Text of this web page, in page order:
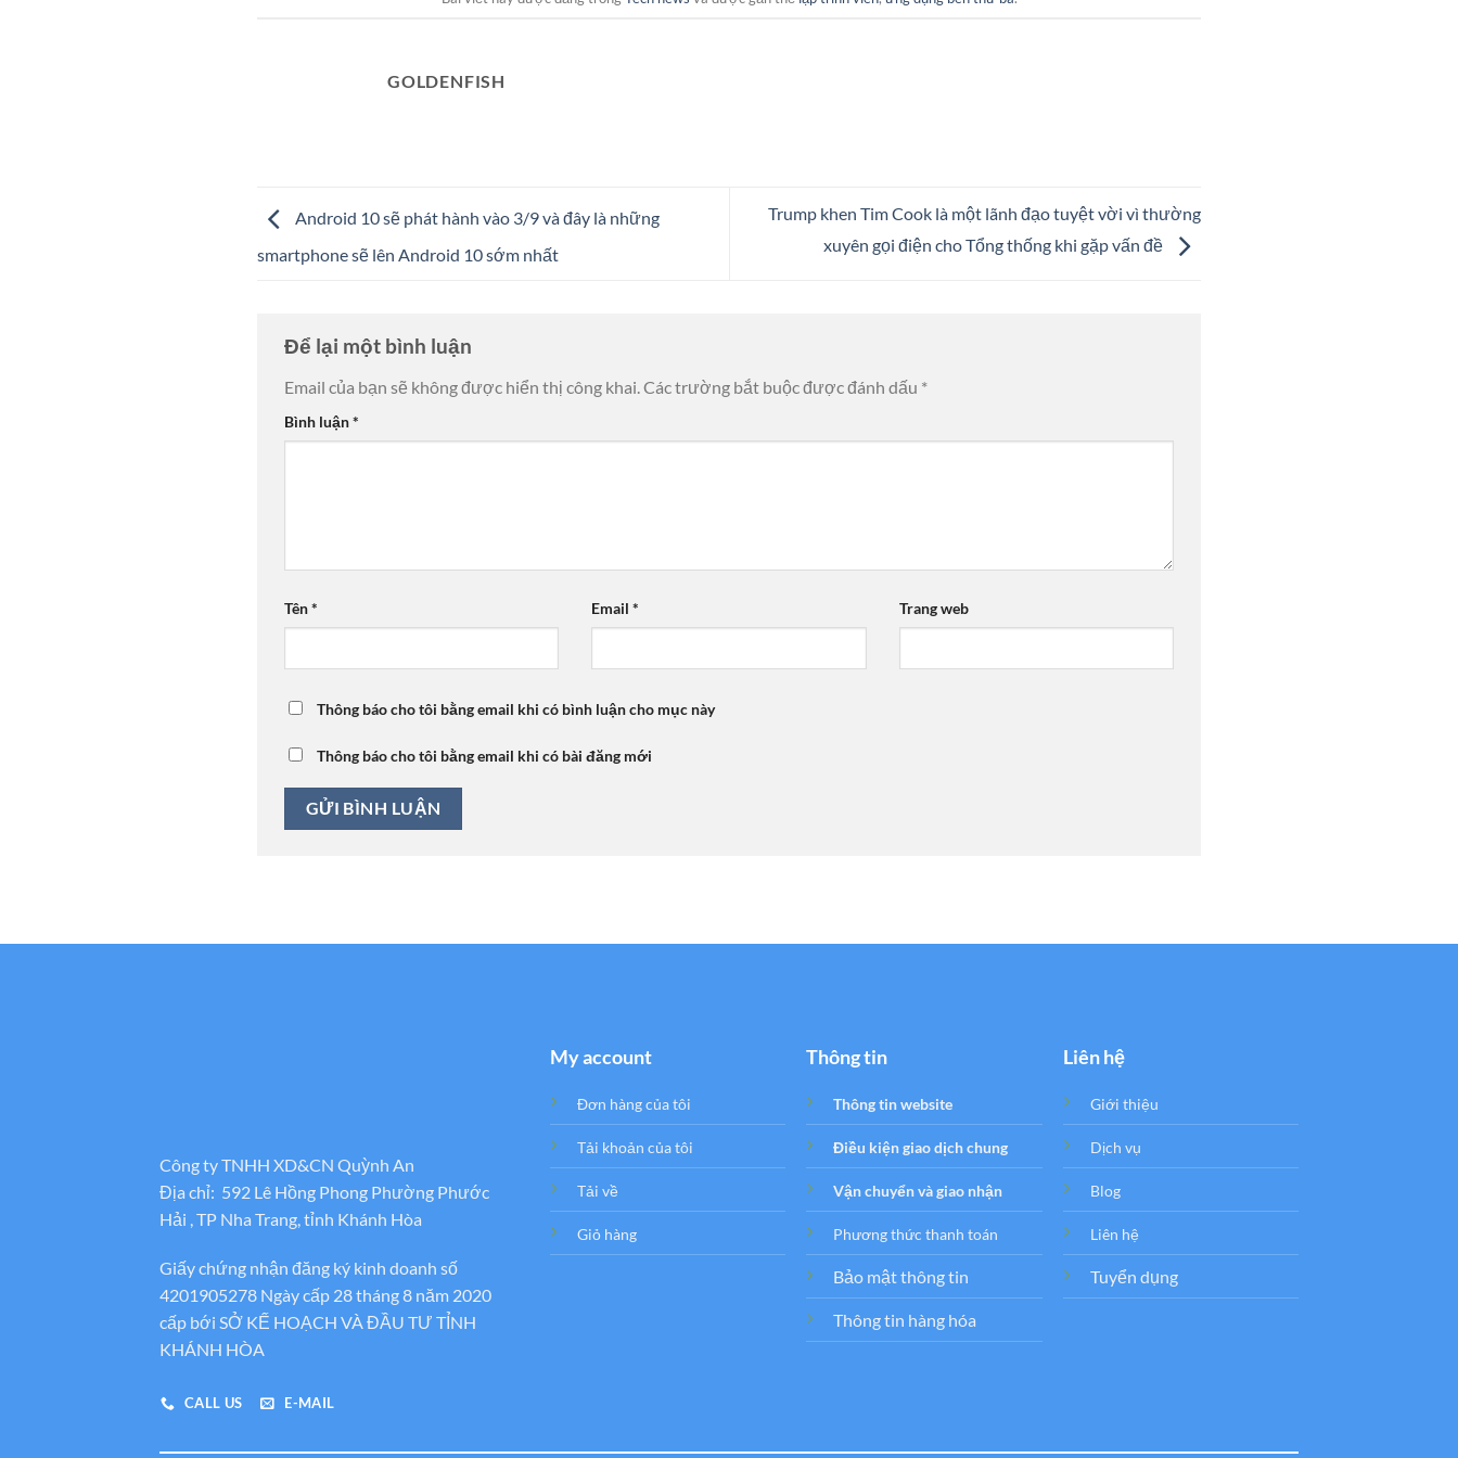
GOLDENFISH
Android 10 sẽ phát hành vào 3/9 và đây là những
smartphone sẽ lên Android 10 sớm nhất
Trump khen Tim Cook là một lãnh đạo tuyệt vời vì thường
xuyên gọi điện cho Tổng thống khi gặp vấn đề
Để lại một bình luận
Email của bạn sẽ không được hiển thị công khai.Các trường bắt buộc được đánh dấu *
Bình luận*
Tên* Email* Trang web
Thông báo cho tôi bằng email khi có bình luận cho mục này
Thông báo cho tôi bằng email khi có bài đăng mới
Công ty TNHH XD&CN Quỳnh An
Địa chỉ: 592 Lê Hồng Phong Phường Phước
Hải , TP Nha Trang, tỉnh Khánh Hòa
Giấy chứng nhận đăng ký kinh doanh số
4201905278 Ngày cấp 28 tháng 8 năm 2020
cấp bới SỞ KẾ HOẠCH VÀ ĐẦU TƯ TỈNH
KHÁNH HÒA
CALL US E-MAIL
My account
Đơn hàng của tôi
Tải khoản của tôi
Tải về
Giỏ hàng
Thông tin
Thông tin website
Điều kiện giao dịch chung
Vận chuyển và giao nhận
Phương thức thanh toán
Bảo mật thông tin
Thông tin hàng hóa
Liên hệ
Giới thiệu
Dịch vụ
Blog
Liên hệ
Tuyển dụng